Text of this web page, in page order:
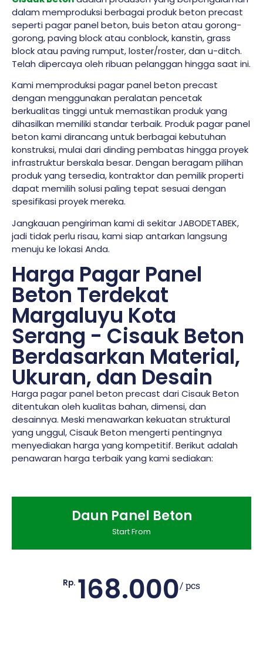
dalam memproduksi berbagai produk beton precast
seperti pagar panel beton, buis beton atau gorong-
gorong, paving block atau conblock, kanstin, grass
block atau paving rumput, loster/roster, dan u-ditch.
Telah dipercaya oleh ribuan pelanggan hingga saat ini.
Kami memproduksi pagar panel beton precast
dengan menggunakan peralatan pencetak
berkualitas tinggi untuk memastikan produk yang
dihasilkan memiliki standar terbaik. Produk pagar panel
beton kami dirancang untuk berbagai kebutuhan
konstruksi, mulai dari dinding pembatas hingga proyek
infrastruktur berskala besar. Dengan beragam pilihan
produk yang tersedia, kontraktor dan pemilik properti
dapat memilih solusi paling tepat sesuai dengan
spesifikasi proyek mereka.
Jangkauan pengiriman kami di sekitar JABODETABEK,
jadi tidak perlu risau, kami siap antarkan langsung
menuju ke lokasi Anda.
Harga Pagar Panel
Beton Terdekat
Margaluyu Kota
Serang - Cisauk Beton
Berdasarkan Material,
Ukuran, dan Desain
Harga pagar panel beton precast dari Cisauk Beton
ditentukan oleh kualitas bahan, dimensi, dan
desainnya. Meski menawarkan kekuatan struktural
yang unggul, Cisauk Beton mengerti pentingnya
menyediakan harga yang kompetitif. Berikut adalah
penawaran harga terbaik yang kami sediakan:
Daun Panel Beton
Start From
Rp. 168.000/ pcs